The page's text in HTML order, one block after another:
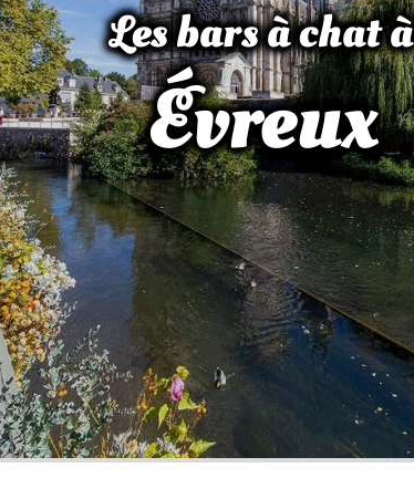
Les bars à chat à
Évreux